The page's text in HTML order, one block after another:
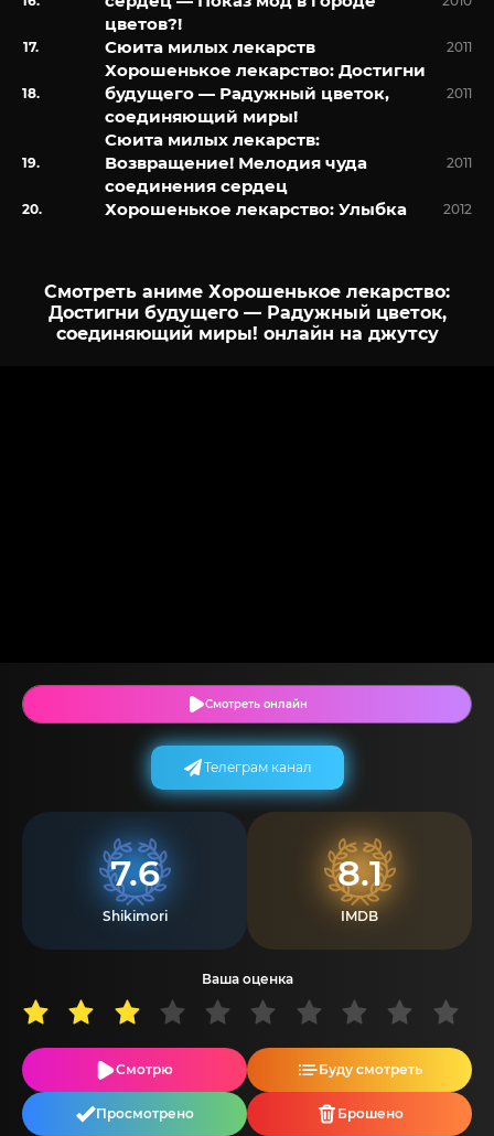
цветов?!
Сюита милых лекарств 2011
Хорошенькое лекарство: Достигни
будущего — Радужный цветок,
соединяющий миры!
2011
Сюита милых лекарств:
Возвращение! Мелодия чуда
соединения сердец
2011
Хорошенькое лекарство: Улыбка 2012
Смотреть аниме Хорошенькое лекарство:
Достигни будущего — Радужный цветок,
соединяющий миры! онлайн на джутсу
Смотреть онлайн
7.6
Shikimori
8.1
IMDB
Ваша оценка
Смотрю Буду смотреть
Просмотрено Брошено
Телеграм канал